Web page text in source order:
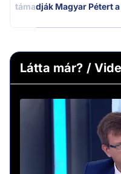
támadják Magyar Pétert
Látta már? /